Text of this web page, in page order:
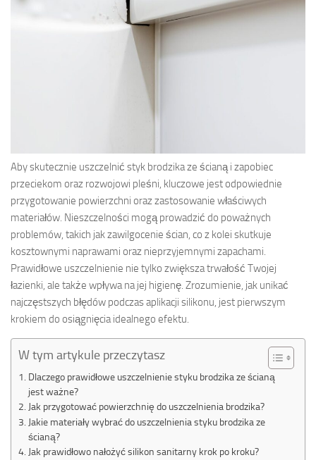
Aby skutecznie uszczelnić styk brodzika ze ścianą i zapobiec
przeciekom oraz rozwojowi pleśni, kluczowe jest odpowiednie
przygotowanie powierzchni oraz zastosowanie właściwych
materiałów. Nieszczelności mogą prowadzić do poważnych
problemów, takich jak zawilgocenie ścian, co z kolei skutkuje
kosztownymi naprawami oraz nieprzyjemnymi zapachami.
Prawidłowe uszczelnienie nie tylko zwiększa trwałość Twojej
łazienki, ale także wpływa na jej higienę. Zrozumienie, jak unikać
najczęstszych błędów podczas aplikacji silikonu, jest pierwszym
krokiem do osiągnięcia idealnego efektu.
W tym artykule przeczytasz
Dlaczego prawidłowe uszczelnienie styku brodzika ze ścianą
jest ważne?
Jak przygotować powierzchnię do uszczelnienia brodzika?
Jakie materiały wybrać do uszczelnienia styku brodzika ze
ścianą?
Jak prawidłowo nałożyć silikon sanitarny krok po kroku?